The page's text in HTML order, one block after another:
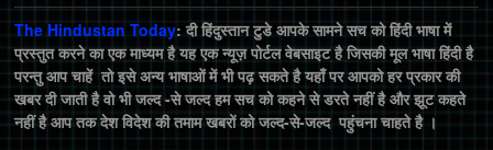
The Hindustan Today: दी हिंदुस्तान टुडे आपके सामने सच को हिंदी भाषा में
प्रस्तुत करने का एक माध्यम है यह एक न्यूज़ पोर्टल वेबसाइट है जिसकी मूल भाषा हिंदी है
परन्तु आप चाहें तो इसे अन्य भाषाओं में भी पढ़ सकते है यहाँ पर आपको हर प्रकार की
खबर दी जाती है वो भी जल्द -से जल्द हम सच को कहने से डरते नहीं है और झूट कहते
नहीं है आप तक देश विदेश की तमाम खबरों को जल्द-से-जल्द पहुंचना चाहते है ।